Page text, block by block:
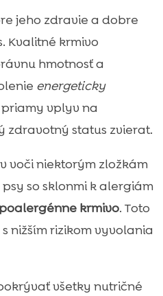
jeho zdravie a dobre
Kvalitné krmivo
hmotnosť a
energeticky
vplyv na
zdravotný status zvierat.
voči niektorým zložkám
so sklonmi k alergiám
krmivo. Toto
nižším rizikom vyvolania
všetky nutričné